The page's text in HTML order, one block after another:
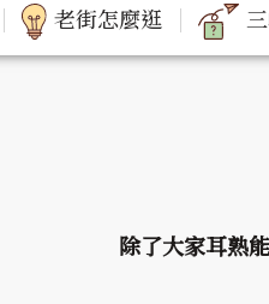
老街怎麼逛
除了大家耳熟